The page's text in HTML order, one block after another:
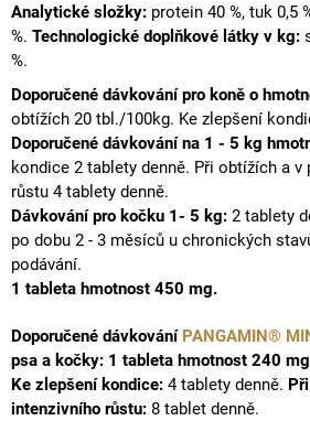
Analytické složky: protein 40 %, tuk 0,5
%. Technologické doplňkové látky v kg:
%.
Doporučené dávkování pro koně o
obtížích 20 tbl./100kg. Ke zlepšení
Doporučené dávkování na 1 - 5 kg
kondice 2 tablety denně. Při obtížích a v
růstu 4 tablety denně.
Dávkování pro kočku 1- 5 kg: 2 tablety
po dobu 2 - 3 měsíců u chronických
podávání.
1 tableta hmotnost 450 mg.
Doporučené dávkování PANGAMIN®
psa a kočky: 1 tableta hmotnost 240
Ke zlepšení kondice: 4 tablety denně.
intenzivního růstu: 8 tablet denně.